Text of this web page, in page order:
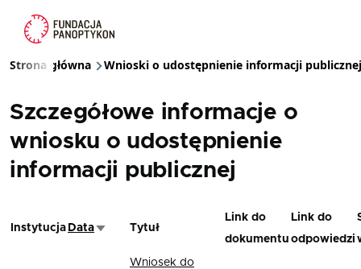
Ścieżka nawigacyjna
Strona główna Wnioski o udostępnienie informacji publicznej
Szczegółowe informacje o
wniosku o udostępnienie
informacji publicznej
Instytucja DataSortuj rosnąco
Tytuł
Link do
dokumentu
Link do
odpowiedzi
Wniosek do